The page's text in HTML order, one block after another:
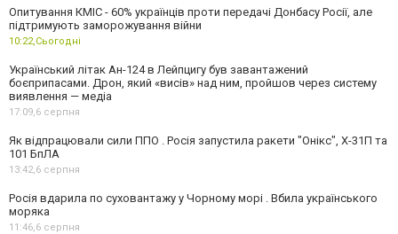
Опитування КМІС - 60% українців проти передачі Донбасу Росії, але
підтримують заморожування війни
10:22,Сьогодні
Український літак Ан-124 в Лейпцигу був завантажений
боєприпасами. Дрон, який «висів» над ним, пройшов через систему
виявлення — медіа
17:09,6 серпня
Як відпрацювали сили ППО . Росія запустила ракети "Онікс", Х-31П та
101 БпЛА
13:42,6 серпня
Росія вдарила по суховантажу у Чорному морі . Вбила українського
моряка
11:46,6 серпня